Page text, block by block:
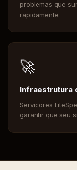
problemas que
rapidamente.
🚀
Infraestrutura
Servidores
garantir que seu